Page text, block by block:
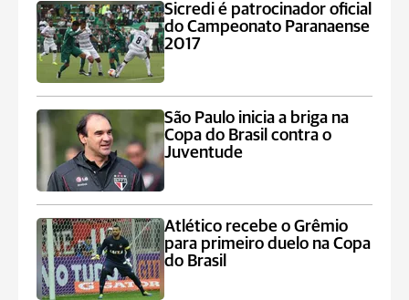
Sicredi é patrocinador oficial
do Campeonato Paranaense
2017
São Paulo inicia a briga na
Copa do Brasil contra o
Juventude
Atlético recebe o Grêmio
para primeiro duelo na Copa
do Brasil